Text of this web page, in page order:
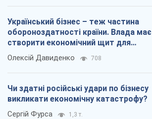
Український бізнес – теж частина
обороноздатності країни. Влада має
створити економічний щит для
компаній
Олексій Давиденко 708
Чи здатні російські удари по бізнесу
викликати економічну катастрофу?
Сергій Фурса 1,3 т.